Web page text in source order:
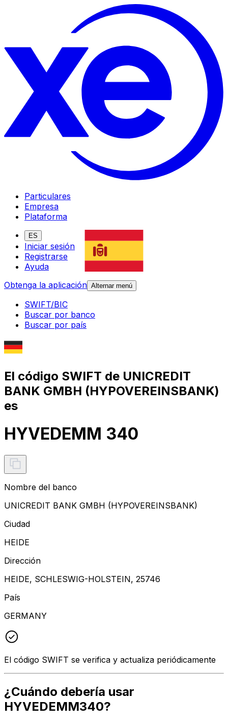
Particulares
Empresa
Plataforma
ES
Iniciar sesión
Registrarse
Ayuda
Obtenga la aplicación Alternar menú
SWIFT/BIC
Buscar por banco
Buscar por país
El código SWIFT de UNICREDIT
BANK GMBH (HYPOVEREINSBANK)
es
HYVEDEMM 340
Nombre del banco
UNICREDIT BANK GMBH (HYPOVEREINSBANK)
Ciudad
HEIDE
Dirección
HEIDE, SCHLESWIG-HOLSTEIN, 25746
País
GERMANY
El código SWIFT se verifica y actualiza periódicamente
¿Cuándo debería usar
HYVEDEMM340?